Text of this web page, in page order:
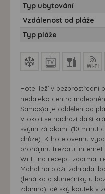
Řecko, Samos, Kokkari -
hotel Kokkari Beach
Typ ubytování
Vzdálenost od pláže
Typ pláže
Hotel leží v bezprostřední
nedaleko centra
Samos)a je oddělen od
V okolí se nachází další
svými zátokami (10 minut
chůze). K hotelovému
pronájmu trezoru,
Wi-Fi na recepci zdarma,
Mahal na pláži, zahrada,
(lehátka a slunečníky u
zdarma), dětský koutek v